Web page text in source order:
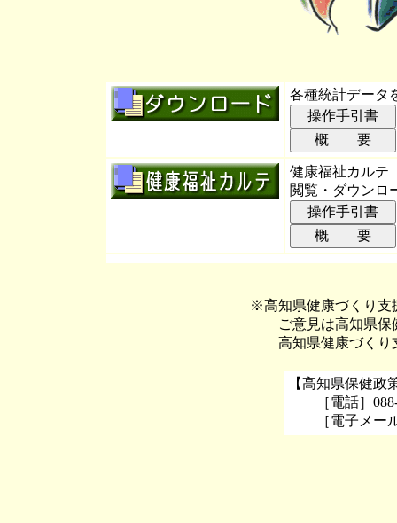
各種統計データ
健康福祉カルテ
閲覧・ダウンロ
※高知県健康づくり支
ご意見は高知県
高知県健康づく
【高知県保健
［電話］088-
［電子メー